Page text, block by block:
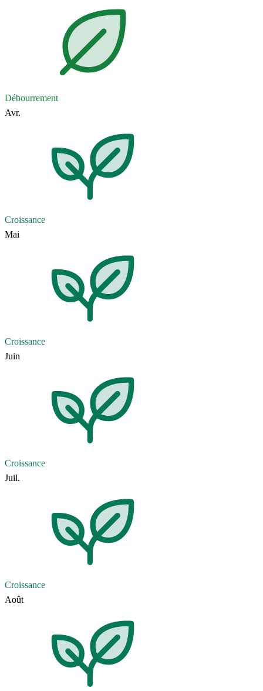
Débourrement
Avr.
Croissance
Mai
Croissance
Juin
Croissance
Juil.
Croissance
Août